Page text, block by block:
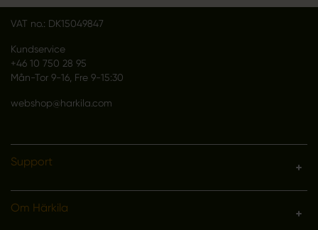
VAT no.: DK15049847
Kundservice
+46 10 750 28 95
Mån-Tor 9-16, Fre 9-15:30
webshop@harkila.com
Support
Om Härkila